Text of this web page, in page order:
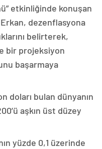
etkinliğinde konuşan
Erkan, dezenflasyona
belirterek,
bir projeksiyon
başarmaya
doları bulan dünyanın
aşkın üst düzey
yüzde 0,1 üzerinde